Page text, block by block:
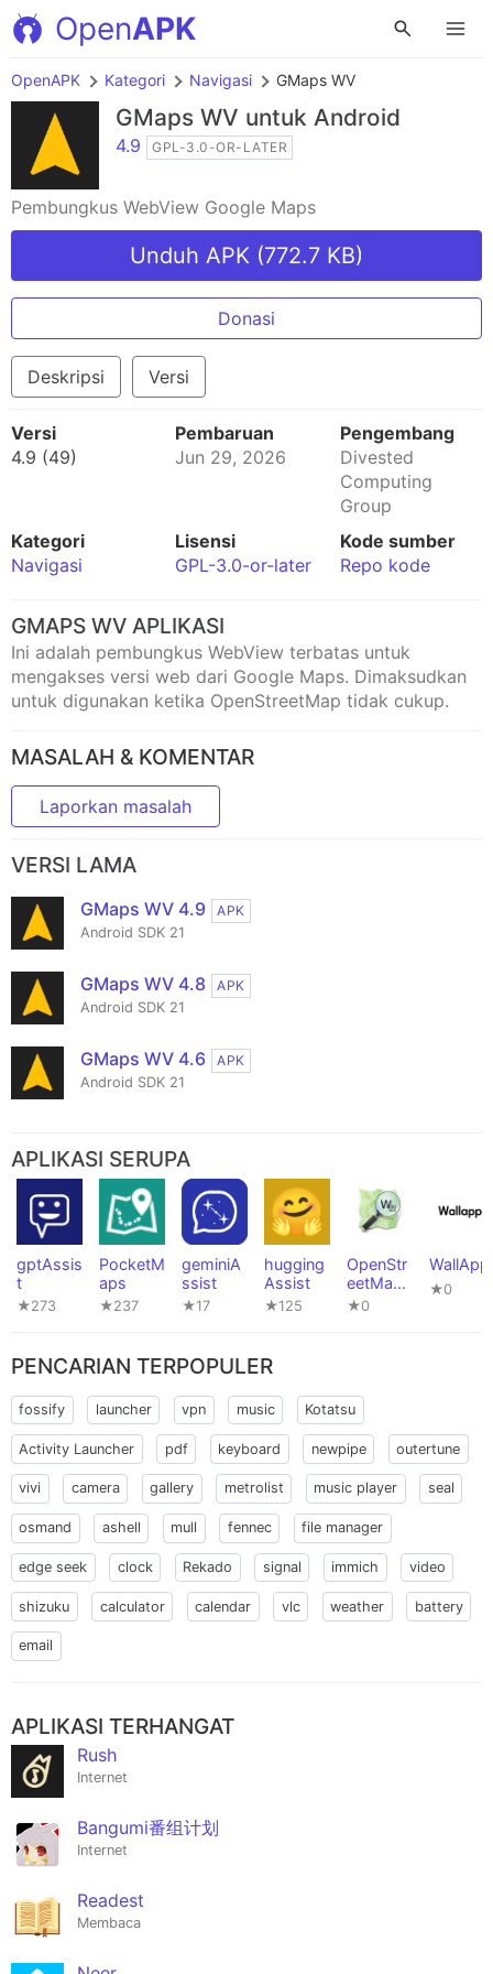
OpenAPK
OpenAPK Kategori Navigasi GMaps WV
GMaps WV untuk Android
4.9 GPL-3.0-OR-LATER
Pembungkus WebView Google Maps
Unduh APK (772.7 KB)
Donasi
Deskripsi Versi
Versi
4.9 (49)
Pembaruan
Jun 29, 2026
Pengembang
Divested
Computing
Group
Kategori
Navigasi
Lisensi
GPL-3.0-or-later
Kode sumber
Repo kode
GMAPS WV APLIKASI
Ini adalah pembungkus WebView terbatas untuk
mengakses versi web dari Google Maps. Dimaksudkan
untuk digunakan ketika OpenStreetMap tidak cukup.
MASALAH & KOMENTAR
Laporkan masalah
VERSI LAMA
GMaps WV 4.9
APK
Android SDK 21
GMaps WV 4.8
APK
Android SDK 21
GMaps WV 4.6
APK
Android SDK 21
APLIKASI SERUPA
gptAssis
t
★273
PocketM
aps
★237
geminiA
ssist
★17
hugging
Assist
★125
OpenStr
eetMap
wiki
★0
WallApp
★0
PENCARIAN TERPOPULER
fossify launcher vpn music Kotatsu
Activity Launcher pdf keyboard newpipe outertune
vivi camera gallery metrolist music player seal
osmand ashell mull fennec file manager
edge seek clock Rekado signal immich video
shizuku calculator calendar vlc weather battery
email
APLIKASI TERHANGAT
Rush
Internet
Bangumi番组计划
Internet
Readest
Membaca